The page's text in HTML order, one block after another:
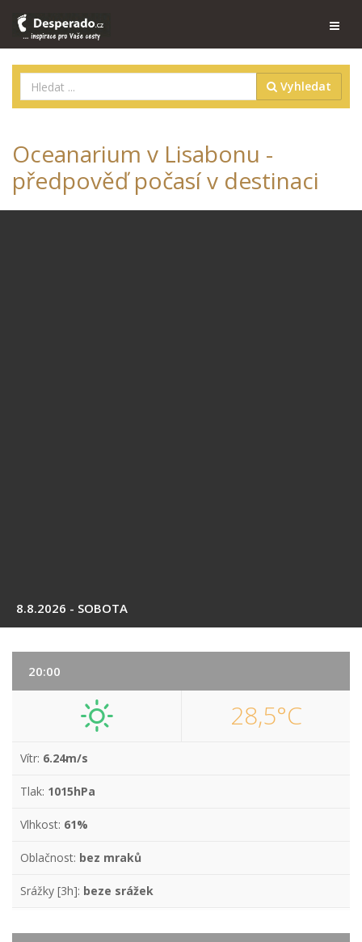
Vyhledat
Oceanarium v Lisabonu -
předpověď počasí v destinaci
8.8.2026 - SOBOTA
20:00
28,5°C
Vítr: 6.24m/s
Tlak: 1015hPa
Vlhkost: 61%
Oblačnost: bez mraků
Srážky [3h]: beze srážek